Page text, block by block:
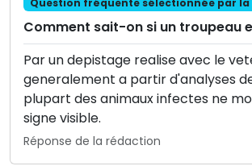
Question fréquente sélectionnée par
Comment sait-on si un troupeau
Par un depistage realise avec le
generalement a partir d'analyses
plupart des animaux infectes ne
signe visible.
Réponse de la rédaction